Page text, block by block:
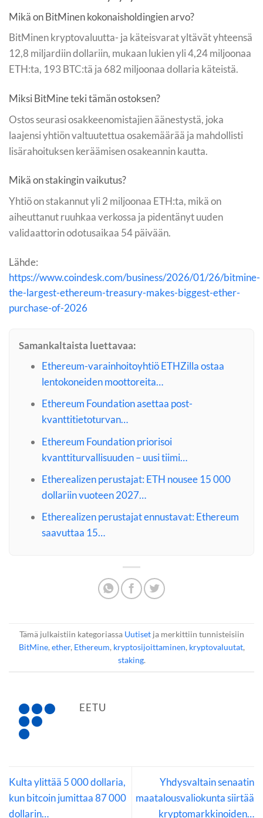
Mikä on BitMinen kokonaisholdingien arvo?
BitMinen kryptovaluutta- ja käteisvarat yltävät yhteensä
12,8 miljardiin dollariin, mukaan lukien yli 4,24 miljoonaa
ETH:ta, 193 BTC:tä ja 682 miljoonaa dollaria käteistä.
Miksi BitMine teki tämän ostoksen?
Ostos seurasi osakkeenomistajien äänestystä, joka
laajensi yhtiön valtuutettua osakemäärää ja mahdollisti
lisärahoituksen keräämisen osakeannin kautta.
Mikä on stakingin vaikutus?
Yhtiö on stakannut yli 2 miljoonaa ETH:ta, mikä on
aiheuttanut ruuhkaa verkossa ja pidentänyt uuden
validaattorin odotusaikaa 54 päivään.
Lähde:
https://www.coindesk.com/business/2026/01/26/bitmine-
the-largest-ethereum-treasury-makes-biggest-ether-
purchase-of-2026
Samankaltaista luettavaa:
Ethereum-varainhoitoyhtiö ETHZilla ostaa
lentokoneiden moottoreita…
Ethereum Foundation asettaa post-
kvanttitietoturvan…
Ethereum Foundation priorisoi
kvanttiturvallisuuden – uusi tiimi…
Etherealizen perustajat: ETH nousee 15 000
dollariin vuoteen 2027…
Etherealizen perustajat ennustavat: Ethereum
saavuttaa 15…
Tämä julkaistiin kategoriassa Uutisetja merkittiin tunnisteisiin
BitMine, ether, Ethereum, kryptosijoittaminen, kryptovaluutat,
staking.
EETU
Kulta ylittää 5 000 dollaria,
kun bitcoin jumittaa 87 000
dollarin…
Yhdysvaltain senaatin
maatalousvaliokunta siirtää
kryptomarkkinoiden…